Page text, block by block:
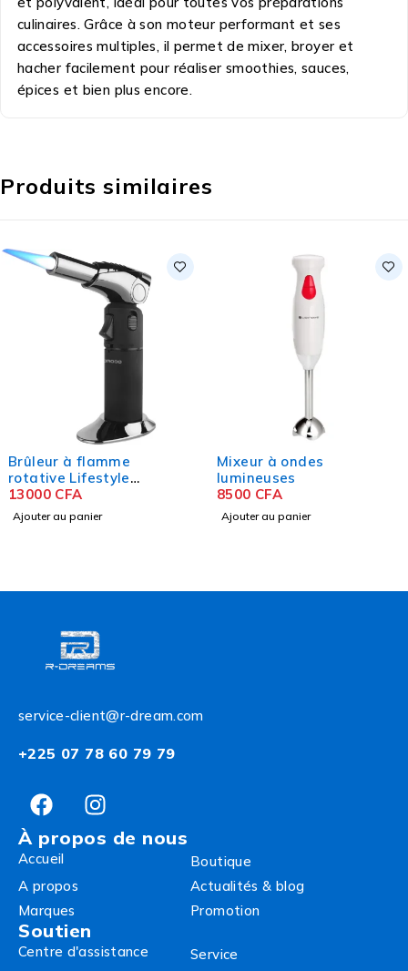
culinaires. Grâce à son moteur performant et ses
accessoires multiples, il permet de mixer, broyer et
hacher facilement pour réaliser smoothies, sauces,
épices et bien plus encore.
Produits similaires
Brûleur à flamme
rotative Lifestyle
TurboFlare
13000 CFA
Ajouter au panier
Mixeur à ondes
lumineuses
8500 CFA
Ajouter au panier
service-client@r-dream.com
+225 07 78 60 79 79
À propos de nous
Accueil
Boutique
A propos
Actualités & blog
Marques
Promotion
Soutien
Centre d'assistance
Service